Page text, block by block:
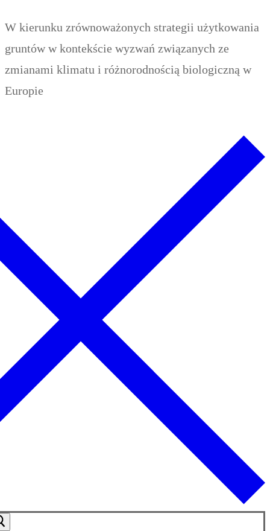
Inhalt
springen
W kierunku zrównoważonych strategii użytkowania
gruntów w kontekście wyzwań związanych ze
zmianami klimatu i różnorodnością biologiczną w
Europie